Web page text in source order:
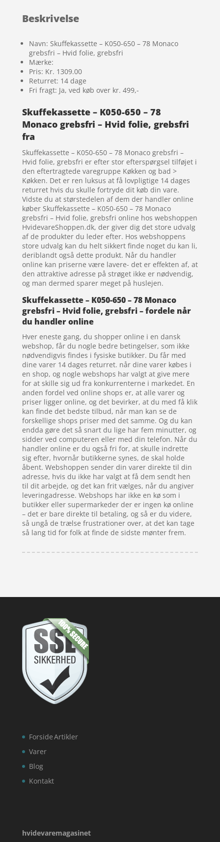
Beskrivelse
Navn: Skuffekassette – K050-650 – 78 Monaco
grebsfri – Hvid folie, grebsfri
Mærke:
Pris: Kr. 1309.00
Returret: 14 dage
Fri fragt: Ja, ved køb over kr. 499,-
Skuffekassette – K050-650 – 78
Monaco grebsfri – Hvid folie, grebsfri
fra
Skuffekassette – K050-650 – 78 Monaco grebsfri –
Hvid folie, grebsfri er efter stor efterspørgsel tilføjet i
den eftertragtede varegruppe Køkken og bad >
Køkken. Det er ren luksus at få lovpligtige 14 dages
returret hvis du skulle fortryde dit køb din vare.
Vidste du at størstedelen af dem der handler online
køber Skuffekassette – K050-650 – 78 Monaco
grebsfri – Hvid folie, grebsfri online hos webshoppen
HvidevareShoppen.dk, der giver dig det store udvalg
af de produkter du leder efter. Hos webshoppens
store udvalg kan du helt sikkert finde noget du kan li,
deriblandt også dette produkt. Når du handler
online kan priserne være lavere- det er effekten af, at
den attraktive adresse på strøget ikke er nødvendig,
og man dermed sparer meget på huslejen.
Skuffekassette – K050-650 – 78 Monaco
grebsfri – Hvid folie, grebsfri – fordele når
du handler online
Hver eneste gang, du shopper online i en dansk
webshop, får du nogle bedre betingelser, som ikke
nødvendigvis findes i fysiske butikker. Du får med
dine varer 14 dages returret. når dine varer købes i
en shop, og nogle webshops har valgt at give mere
for at skille sig ud fra konkurrenterne i markedet. En
anden fordel ved online shops er, at alle varer og
priser ligger online, og det bevirker, at du med få klik
kan finde det bedste tilbud, når man kan se de
forskellige shops priser med det samme. Og du kan
endda gøre det så snart du lige har fem minutter, og
sidder ved computeren eller med din telefon. Når du
handler online er du også fri for, at skulle indrette
sig efter, hvornår butikkerne synes, de skal holde
åbent. Webshoppen sender din varer direkte til din
adresse, hvis du ikke har valgt at få dem sendt hen
til dit arbejde, og det kan frit vælges, når du angiver
leveringadresse. Webshops har ikke en kø som i
butikker eller supermarkeder der er ingen kø online
– det er bare direkte til betaling, og så er du videre,
så ungå de trælse frustrationer over, at det kan tage
så lang tid for folk at finde de sidste mønter frem.
Forside
Varer
Blog
Kontakt
Artikler
hvidevaremagasinet